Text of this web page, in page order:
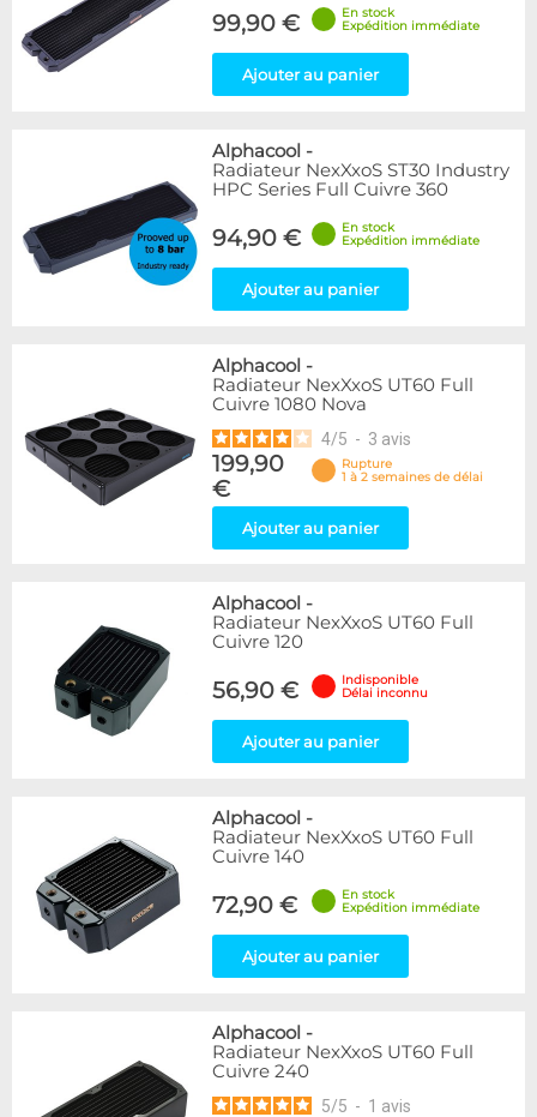
99,90 €
En stock
Expédition immédiate
Ajouter au panier
Alphacool -
Radiateur NexXxoS ST30 Industry
HPC Series Full Cuivre 360
94,90 €
En stock
Expédition immédiate
Ajouter au panier
Alphacool -
Radiateur NexXxoS UT60 Full
Cuivre 1080 Nova
4/5 - 3 avis
199,90
€
Rupture
1 à 2 semaines de délai
Ajouter au panier
Alphacool -
Radiateur NexXxoS UT60 Full
Cuivre 120
56,90 €
Indisponible
Délai inconnu
Ajouter au panier
Alphacool -
Radiateur NexXxoS UT60 Full
Cuivre 140
72,90 €
En stock
Expédition immédiate
Ajouter au panier
Alphacool -
Radiateur NexXxoS UT60 Full
Cuivre 240
5/5 - 1 avis